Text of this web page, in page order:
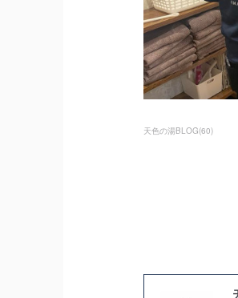
天色の湯BLOG(60)